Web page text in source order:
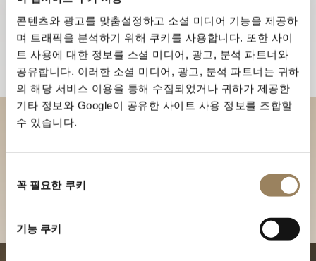
콘텐츠와 광고를 맞춤설정하고 소셜 미디어 기능을 제공하
며 트래픽을 분석하기 위해 쿠키를 사용합니다. 또한 사이
트 사용에 대한 정보를 소셜 미디어, 광고, 분석 파트너와
공유합니다. 이러한 소셜 미디어, 광고, 분석 파트너는 귀하
의 해당 서비스 이용을 통해 수집되었거나 귀하가 제공한
기타 정보와 Google이 공유한 사이트 사용 정보를 조합할
수 있습니다.
꼭 필요한 쿠키
기능 쿠키